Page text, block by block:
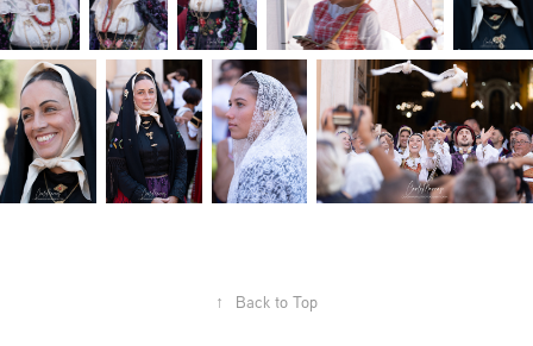
↑ Back to Top